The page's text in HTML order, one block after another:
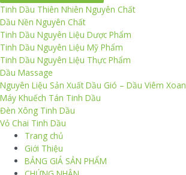
Tinh Dầu Thiên Nhiên Nguyên Chất
Dầu Nền Nguyên Chất
Tinh Dầu Nguyên Liệu Dược Phẩm
Tinh Dầu Nguyên Liệu Mỹ Phẩm
Tinh Dầu Nguyên Liệu Thực Phẩm
Dầu Massage
Nguyên Liệu Sản Xuất Dầu Gió – Dầu Viêm
Máy Khuếch Tán Tinh Dầu
Đèn Xông Tinh Dầu
Vỏ Chai Tinh Dầu
Trang chủ
Giới Thiệu
BẢNG GIÁ SẢN PHẨM